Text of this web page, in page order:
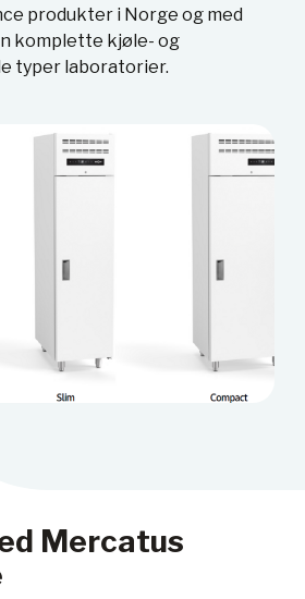
produkter i Norge og med
komplette kjøle- og
typer laboratorier.
Mercatus